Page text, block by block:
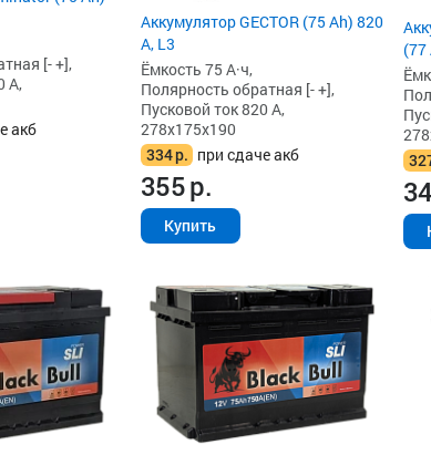
[- +],
А,
акб
Аккумулятор GECTOR (75 Ah) 820
А, L3
Ёмкость 75 А·ч,
Полярность обратная [- +],
Пусковой ток 820 А,
278x175x190
334р. при сдаче акб
355р.
Купить
(77